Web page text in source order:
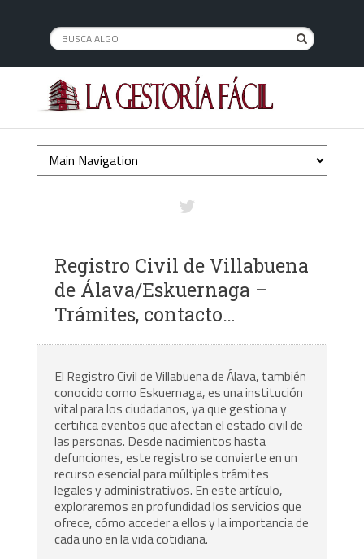
Registro Civil de Villabuena
de Álava/Eskuernaga –
Trámites, contacto…
El Registro Civil de Villabuena de Álava, también
conocido como Eskuernaga, es una institución
vital para los ciudadanos, ya que gestiona y
certifica eventos que afectan el estado civil de
las personas. Desde nacimientos hasta
defunciones, este registro se convierte en un
recurso esencial para múltiples trámites
legales y administrativos. En este artículo,
exploraremos en profundidad los servicios que
ofrece, cómo acceder a ellos y la importancia de
cada uno en la vida cotidiana.